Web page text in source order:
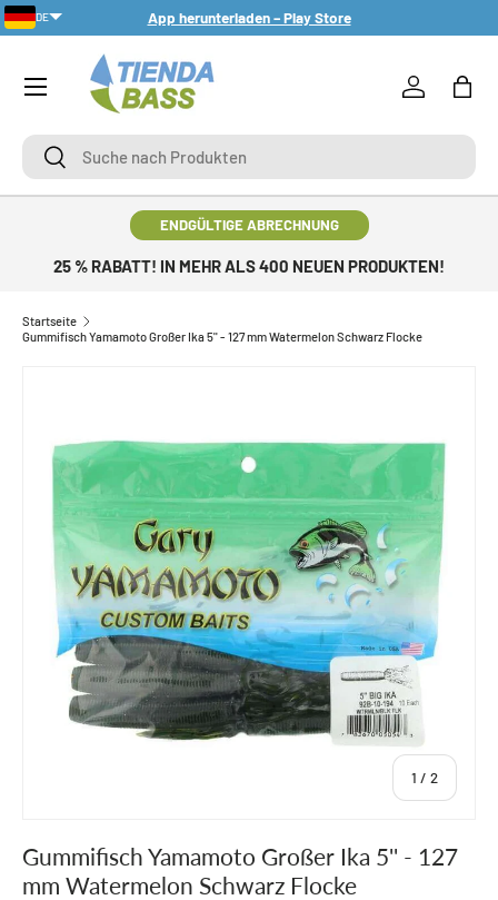
DIREKT ZUM INHALT
App herunterladen – Play Store
SucheSuche
Einloggen
ENDGÜLTIGE ABRECHNUNG
25 % RABATT! IN MEHR ALS 400 NEUEN PRODUKTEN!
Startseite
Gummifisch Yamamoto Großer Ika 5'' - 127 mm Watermelon Schwarz Flocke
1 / von
2
Gummifisch Yamamoto Großer Ika 5'' - 127
mm Watermelon Schwarz Flocke
DE